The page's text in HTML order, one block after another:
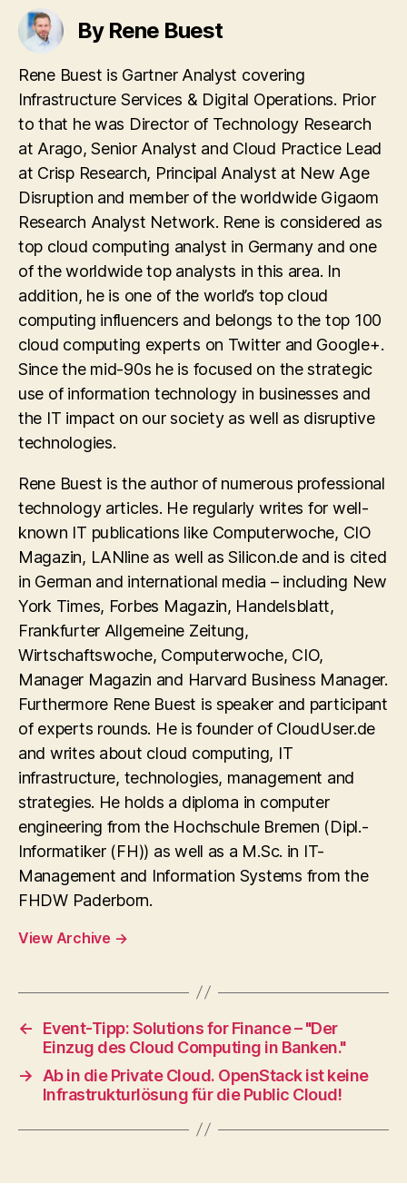
By Rene Buest
Rene Buest is Gartner Analyst covering
Infrastructure Services & Digital Operations. Prior
to that he was Director of Technology Research
at Arago, Senior Analyst and Cloud Practice Lead
at Crisp Research, Principal Analyst at New Age
Disruption and member of the worldwide Gigaom
Research Analyst Network. Rene is considered as
top cloud computing analyst in Germany and one
of the worldwide top analysts in this area. In
addition, he is one of the world’s top cloud
computing influencers and belongs to the top 100
cloud computing experts on Twitter and Google+.
Since the mid-90s he is focused on the strategic
use of information technology in businesses and
the IT impact on our society as well as disruptive
technologies.
Rene Buest is the author of numerous professional
technology articles. He regularly writes for well-
known IT publications like Computerwoche, CIO
Magazin, LANline as well as Silicon.de and is cited
in German and international media – including New
York Times, Forbes Magazin, Handelsblatt,
Frankfurter Allgemeine Zeitung,
Wirtschaftswoche, Computerwoche, CIO,
Manager Magazin and Harvard Business Manager.
Furthermore Rene Buest is speaker and participant
of experts rounds. He is founder of CloudUser.de
and writes about cloud computing, IT
infrastructure, technologies, management and
strategies. He holds a diploma in computer
engineering from the Hochschule Bremen (Dipl.-
Informatiker (FH)) as well as a M.Sc. in IT-
Management and Information Systems from the
FHDW Paderborn.
View Archive →
←
Event-Tipp: Solutions for Finance – "Der
Einzug des Cloud Computing in Banken."
→
Ab in die Private Cloud. OpenStack ist keine
Infrastrukturlösung für die Public Cloud!